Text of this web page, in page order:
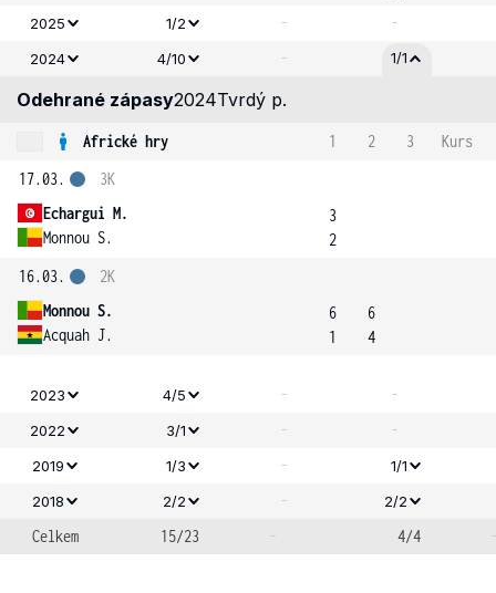
2025 1/2 - -
2024 4/10 - 1/1
Odehrané zápasy2024Tvrdý p.
Africké hry 1 2 3
Kurs
17.03.
Echargui M.
Monnou S.
3K
3
2
16.03.
Monnou S.
Acquah J.
2K
6
1
6
4
2023 4/5 - -
2022 3/1 - -
2019 1/3 -
1/1
2018
2/2 - 2/2
Celkem 15/23 - 4/4